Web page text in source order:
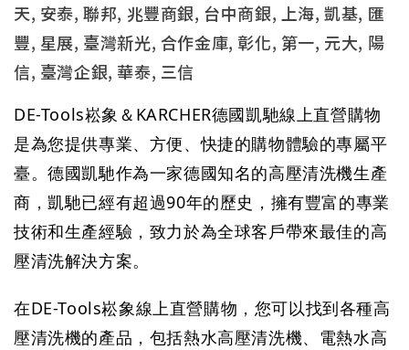
天, 安泰, 聯邦, 兆豐商銀, 台中商銀, 上海, 凱基, 匯
豐, 星展, 臺灣新光, 合作金庫, 彰化, 第一, 元大, 陽
信, 臺灣企銀, 華泰, 三信
DE-Tools崧象＆KARCHER德國凱馳線上直營購物
是為您提供專業、方便、快捷的購物體驗的專屬平
臺。德國凱馳作為一家德國知名的高壓清洗機生產
商，凱馳已經有超過90年的歷史，擁有豐富的專業
技術和生產經驗，致力於為全球客戶帶來最佳的高
壓清洗解決方案。
在DE-Tools崧象線上直營購物，您可以找到各種高
壓清洗機的產品，包括熱水高壓清洗機、電熱水高